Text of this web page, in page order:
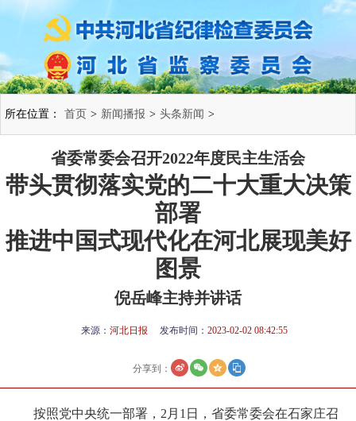
所在位置： 首页 > 新闻播报 > 头条新闻 >
省委常委会召开2022年度民主生活会
带头贯彻落实党的二十大重大决策
部署
推进中国式现代化在河北展现美好
图景
倪岳峰主持并讲话
来源： 河北日报 发布时间： 2023-02-02 08:42:55
分享到：
按照党中央统一部署，2月1日，省委常委会在石家庄召